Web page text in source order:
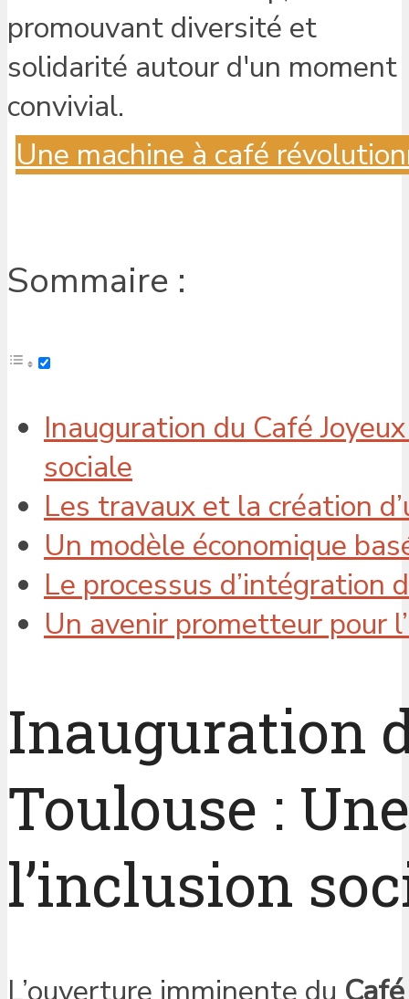
Une machine à café
Sommaire :
Inauguration du Café
sociale
Les travaux et la création
Un modèle économique
Le processus d’intégration
Un avenir prometteur pour
Inauguration
Toulouse :
l’inclusion
L’ouverture imminente du